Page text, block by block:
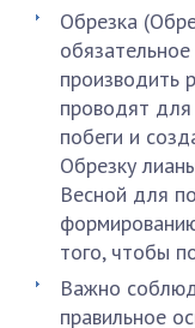
Обрезка
производить
проводят
побеги и
Обрезку
Весной для
того, чтобы
Важно
правильное